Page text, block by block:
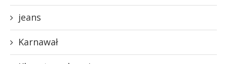
jeans
Karnawał